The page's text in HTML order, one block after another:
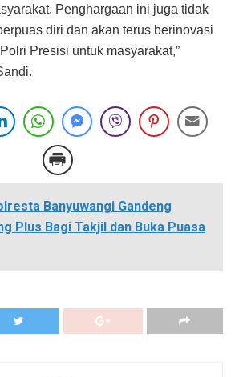
Penghargaan ini juga tidak
diri dan akan terus berinovasi
Presisi untuk masyarakat,”
Banyuwangi Gandeng
Plus Bagi Takjil dan Buka Puasa